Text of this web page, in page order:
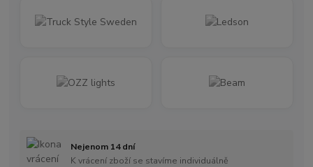
Nejenom 14 dní
K vrácení zboží se stavíme individuálně